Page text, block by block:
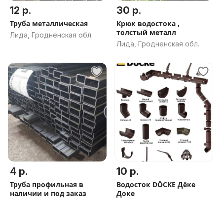
12 р.
Труба металлическая
Лида, Гродненская обл.
30 р.
Крюк водостока ,
толстый металл
Лида, Гродненская обл.
4 р.
Труба профильная в
наличии и под заказ
10 р.
Водосток DÖCKE Дёке
Доке